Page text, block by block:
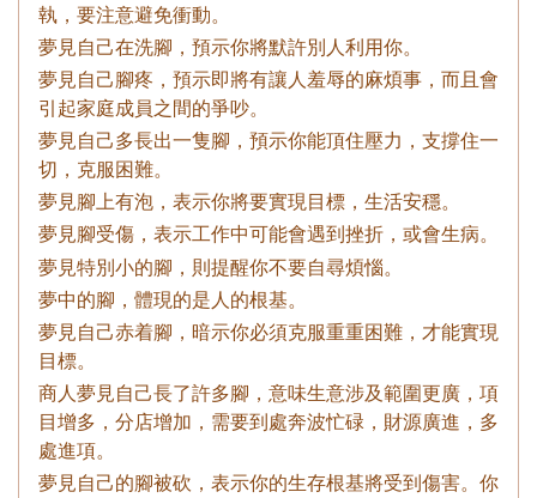
執，要注意避免衝動。
夢見自己在洗腳，預示你將默許別人利用你。
夢見自己腳疼，預示即將有讓人羞辱的麻煩事，而且會
引起家庭成員之間的爭吵。
夢見自己多長出一隻腳，預示你能頂住壓力，支撐住一
切，克服困難。
夢見腳上有泡，表示你將要實現目標，生活安穩。
夢見腳受傷，表示工作中可能會遇到挫折，或會生病。
夢見特別小的腳，則提醒你不要自尋煩惱。
夢中的腳，體現的是人的根基。
夢見自己赤着腳，暗示你必須克服重重困難，才能實現
目標。
商人夢見自己長了許多腳，意味生意涉及範圍更廣，項
目增多，分店增加，需要到處奔波忙碌，財源廣進，多
處進項。
夢見自己的腳被砍，表示你的生存根基將受到傷害。你